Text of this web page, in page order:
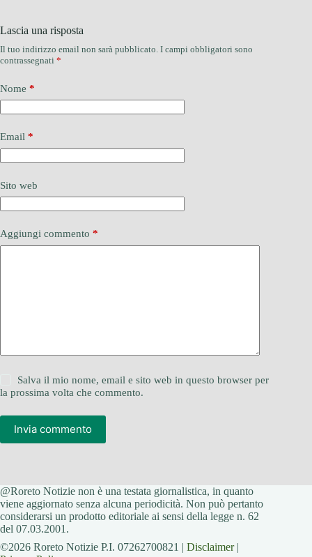
Lascia una risposta
Il tuo indirizzo email non sarà pubblicato. I campi obbligatori sono
contrassegnati *
Nome *
Email *
Sito web
Aggiungi commento *
Salva il mio nome, email e sito web in questo browser per
la prossima volta che commento.
Invia commento
@Roreto Notizie non è una testata giornalistica, in quanto
viene aggiornato senza alcuna periodicità. Non può pertanto
considerarsi un prodotto editoriale ai sensi della legge n. 62
del 07.03.2001.
©2026 Roreto Notizie P.I. 07262700821 | Disclaimer|